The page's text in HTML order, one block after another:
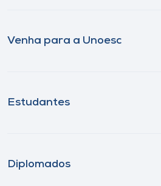
Venha para a Unoesc
Estudantes
Diplomados